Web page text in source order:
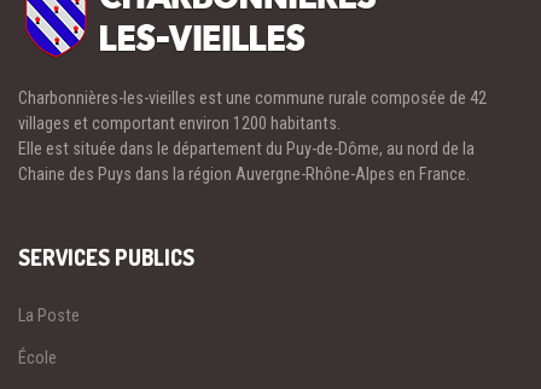
Charbonnières-les-vieilles est une commune rurale composée de 42
villages et comportant environ 1200 habitants.
Elle est située dans le département du Puy-de-Dôme, au nord de la
Chaine des Puys dans la région Auvergne-Rhône-Alpes en France.
SERVICES PUBLICS
La Poste
École